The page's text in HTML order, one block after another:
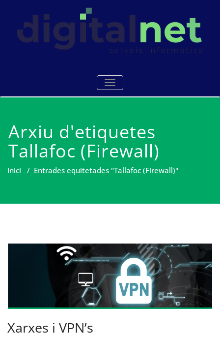
Digitalnet
TOGGLE NAVIGATION
Arxiu d'etiquetes
Tallafoc (Firewall)
Inici / Entrades equitetades "Tallafoc (Firewall)"
Xarxes i VPN’s